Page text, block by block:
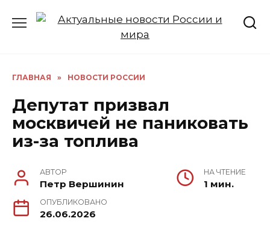
ГЛАВНАЯ » НОВОСТИ РОССИИ
Депутат призвал
москвичей не паниковать
из-за топлива
АВТОР
Петр Вершинин
НА ЧТЕНИЕ
1 мин.
ОПУБЛИКОВАНО
26.06.2026